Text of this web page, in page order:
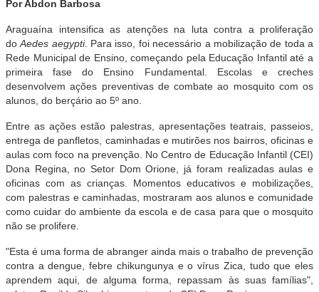
Por Abdon Barbosa
Araguaína intensifica as atenções na luta contra a proliferação
doAedes aegypti. Para isso, foi necessário a mobilização de toda a
Rede Municipal de Ensino, começando pela Educação Infantil até a
primeira fase do Ensino Fundamental. Escolas e creches
desenvolvem ações preventivas de combate ao mosquito com os
alunos, do berçário ao 5º ano.
Entre as ações estão palestras, apresentações teatrais, passeios,
entrega de panfletos, caminhadas e mutirões nos bairros, oficinas e
aulas com foco na prevenção. No Centro de Educação Infantil (CEI)
Dona Regina, no Setor Dom Orione, já foram realizadas aulas e
oficinas com as crianças. Momentos educativos e mobilizações,
com palestras e caminhadas, mostraram aos alunos e comunidade
como cuidar do ambiente da escola e de casa para que o mosquito
não se prolifere.
"Esta é uma forma de abranger ainda mais o trabalho de prevenção
contra a dengue, febre chikungunya e o vírus Zica, tudo que eles
aprendem aqui, de alguma forma, repassam às suas famílias",